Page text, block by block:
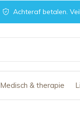
Medisch & therapie
Achteraf betalen.